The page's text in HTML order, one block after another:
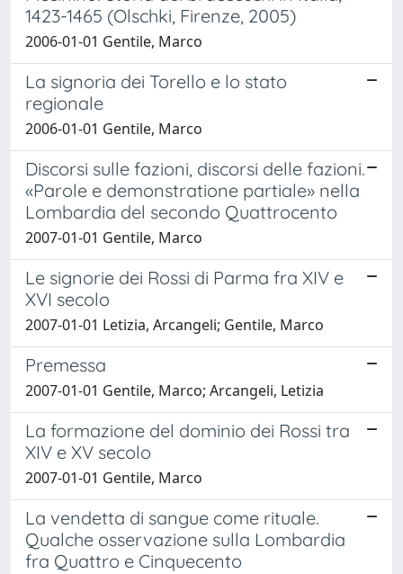
1423-1465 (Olschki, Firenze, 2005)
2006-01-01 Gentile, Marco
La signoria dei Torello e lo stato
regionale
2006-01-01 Gentile, Marco
Discorsi sulle fazioni, discorsi delle fazioni.
«Parole e demonstratione partiale» nella
Lombardia del secondo Quattrocento
2007-01-01 Gentile, Marco
Le signorie dei Rossi di Parma fra XIV e
XVI secolo
2007-01-01 Letizia, Arcangeli; Gentile, Marco
Premessa
2007-01-01 Gentile, Marco; Arcangeli, Letizia
La formazione del dominio dei Rossi tra
XIV e XV secolo
2007-01-01 Gentile, Marco
La vendetta di sangue come rituale.
Qualche osservazione sulla Lombardia
fra Quattro e Cinquecento